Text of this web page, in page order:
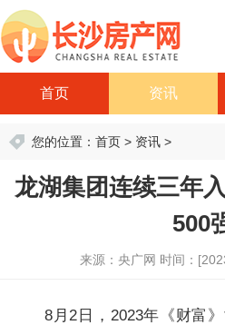
首页 资讯
您的位置： 首页 > 资讯 >
龙湖集团连续三年
500
来源：央广网 时间：
8月2日，2023年《财富